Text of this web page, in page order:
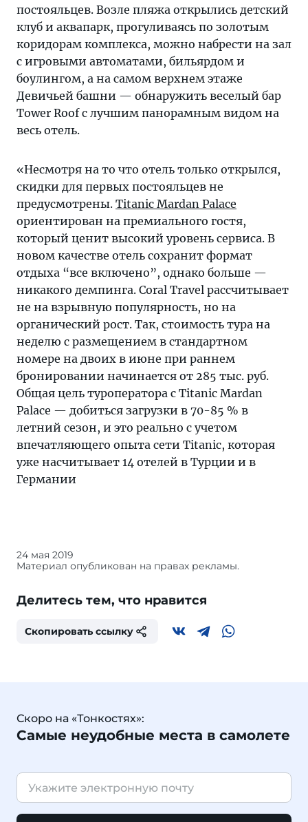
постояльцев. Возле пляжа открылись детский
клуб и аквапарк, прогуливаясь по золотым
коридорам комплекса, можно набрести на зал
с игровыми автоматами, бильярдом и
боулингом, а на самом верхнем этаже
Девичьей башни — обнаружить веселый бар
Tower Roof с лучшим панорамным видом на
весь отель.
«Несмотря на то что отель только открылся,
скидки для первых постояльцев не
предусмотрены. Titanic Mardan Palace
ориентирован на премиального гостя,
который ценит высокий уровень сервиса. В
новом качестве отель сохранит формат
отдыха “все включено”, однако больше —
никакого демпинга. Coral Travel рассчитывает
не на взрывную популярность, но на
органический рост. Так, стоимость тура на
неделю с размещением в стандартном
номере на двоих в июне при раннем
бронировании начинается от 285 тыс. руб.
Общая цель туроператора с Titanic Mardan
Palace — добиться загрузки в 70-85 % в
летний сезон, и это реально с учетом
впечатляющего опыта сети Titanic, которая
уже насчитывает 14 отелей в Турции и в
Германии
24 мая 2019
Материал опубликован на правах рекламы.
Тонкости
Делитесь тем, что нравится
Скопировать ссылку
Скоро на «Тонкостях»:
Самые неудобные места в самолете